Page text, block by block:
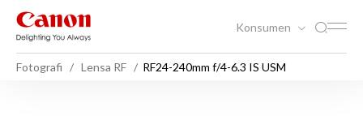
Konsumen
Fotografi Lensa RF RF24-240mm f/4-6.3 IS USM